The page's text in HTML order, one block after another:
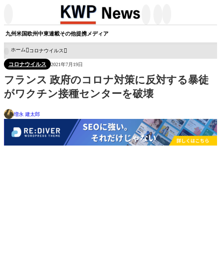
九州米国欧州中東連載その他提携メディア
ホーム コロナウイルス
コロナウイルス 2021年7月19日
フランス 政府のコロナ対策に反対する暴徒
がワクチン接種センターを破壊
増永 建太郎